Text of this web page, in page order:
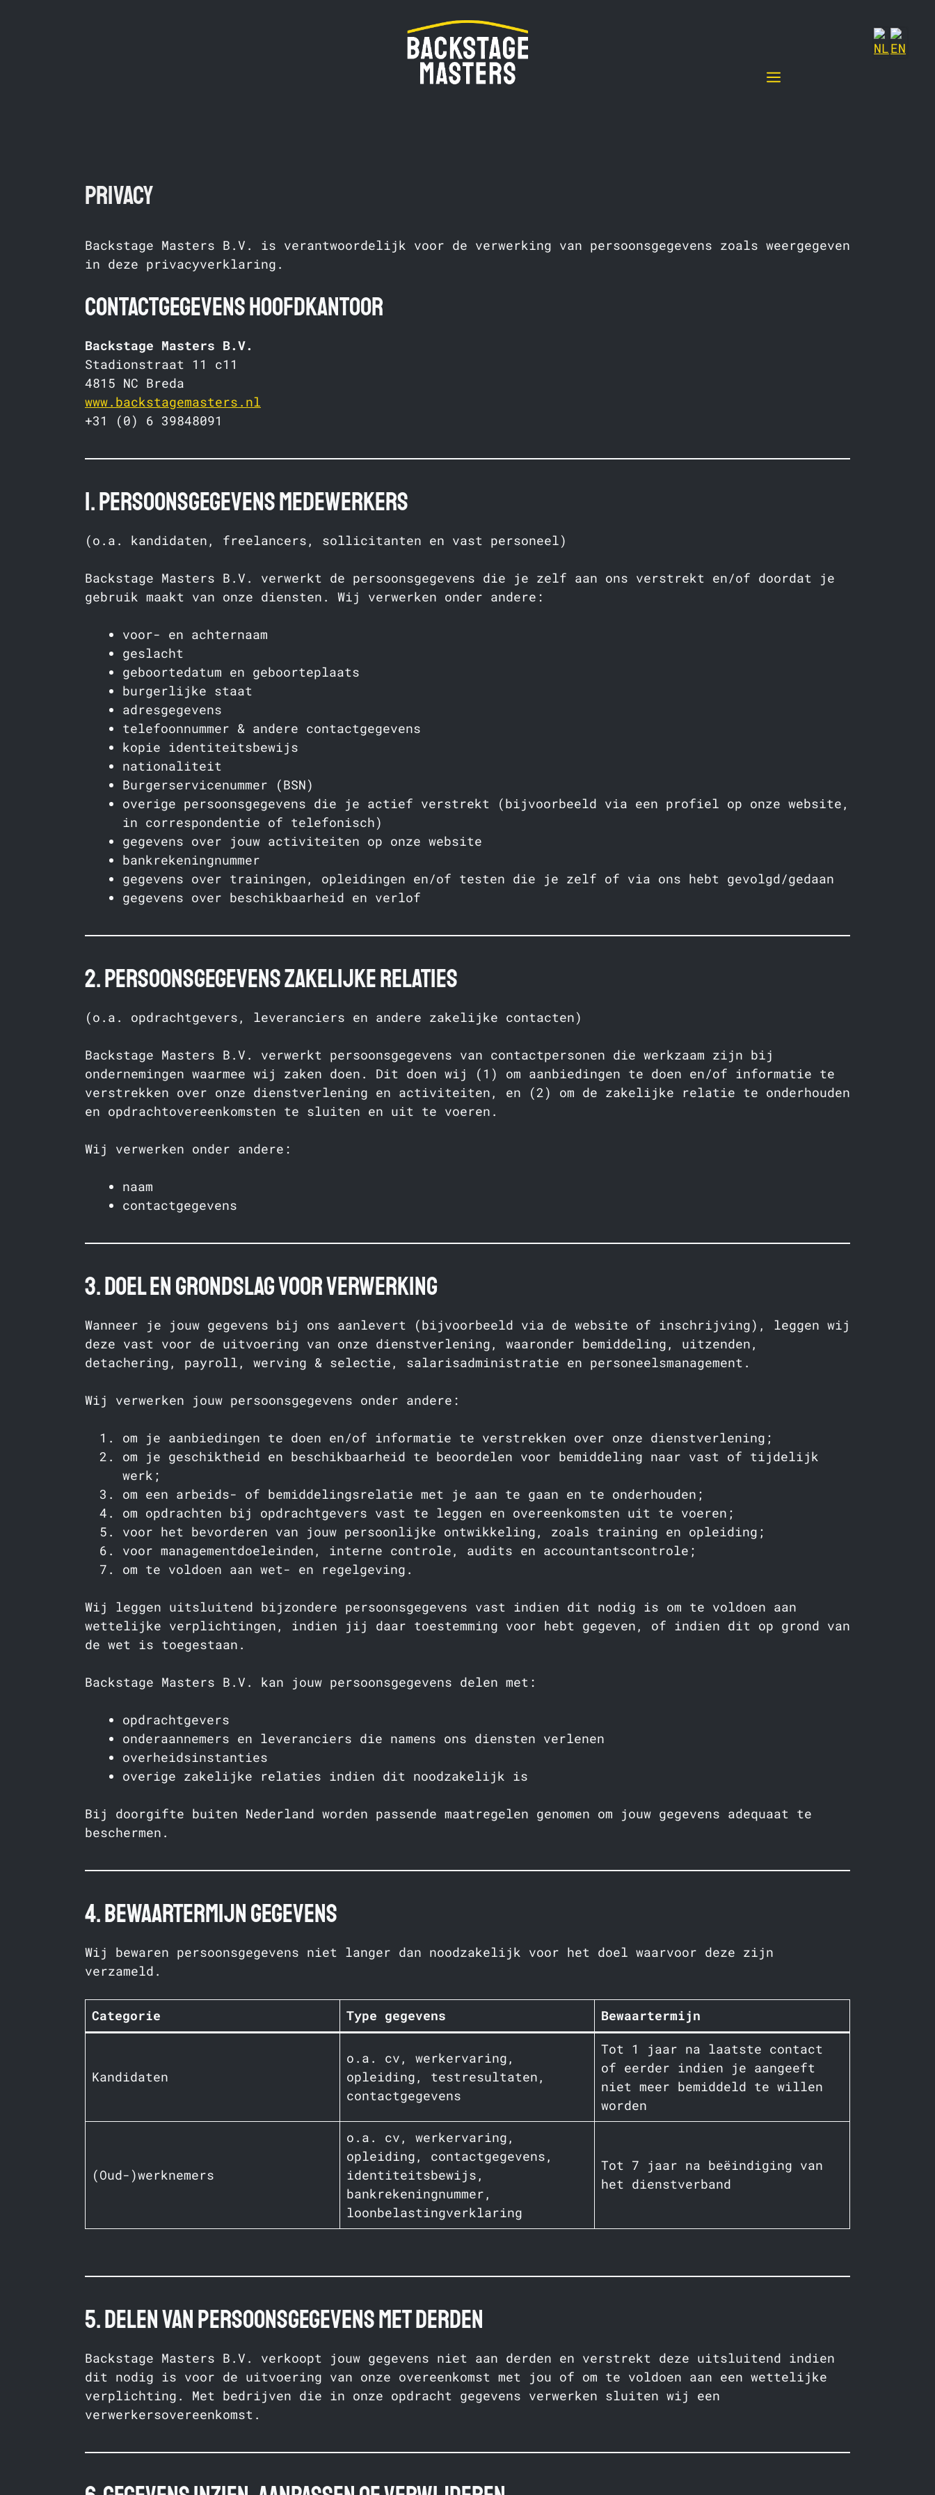
Menu
Privacy
Backstage Masters B.V. is verantwoordelijk voor de verwerking van persoonsgegevens zoals weergegeven
in deze privacyverklaring.
Contactgegevens hoofdkantoor
Backstage Masters B.V.
Stadionstraat 11 c11
4815 NC Breda
www.backstagemasters.nl
+31 (0) 6 39848091
1. Persoonsgegevens medewerkers
(o.a. kandidaten, freelancers, sollicitanten en vast personeel)
Backstage Masters B.V. verwerkt de persoonsgegevens die je zelf aan ons verstrekt en/of doordat je
gebruik maakt van onze diensten. Wij verwerken onder andere:
voor- en achternaam
geslacht
geboortedatum en geboorteplaats
burgerlijke staat
adresgegevens
telefoonnummer & andere contactgegevens
kopie identiteitsbewijs
nationaliteit
Burgerservicenummer (BSN)
overige persoonsgegevens die je actief verstrekt (bijvoorbeeld via een profiel op onze website,
in correspondentie of telefonisch)
gegevens over jouw activiteiten op onze website
bankrekeningnummer
gegevens over trainingen, opleidingen en/of testen die je zelf of via ons hebt gevolgd/gedaan
gegevens over beschikbaarheid en verlof
2. Persoonsgegevens zakelijke relaties
(o.a. opdrachtgevers, leveranciers en andere zakelijke contacten)
Backstage Masters B.V. verwerkt persoonsgegevens van contactpersonen die werkzaam zijn bij
ondernemingen waarmee wij zaken doen. Dit doen wij (1) om aanbiedingen te doen en/of informatie te
verstrekken over onze dienstverlening en activiteiten, en (2) om de zakelijke relatie te onderhouden
en opdrachtovereenkomsten te sluiten en uit te voeren.
Wij verwerken onder andere:
naam
contactgegevens
3. Doel en grondslag voor verwerking
Wanneer je jouw gegevens bij ons aanlevert (bijvoorbeeld via de website of inschrijving), leggen wij
deze vast voor de uitvoering van onze dienstverlening, waaronder bemiddeling, uitzenden,
detachering, payroll, werving & selectie, salarisadministratie en personeelsmanagement.
Wij verwerken jouw persoonsgegevens onder andere:
om je aanbiedingen te doen en/of informatie te verstrekken over onze dienstverlening;
om je geschiktheid en beschikbaarheid te beoordelen voor bemiddeling naar vast of tijdelijk
werk;
om een arbeids- of bemiddelingsrelatie met je aan te gaan en te onderhouden;
om opdrachten bij opdrachtgevers vast te leggen en overeenkomsten uit te voeren;
voor het bevorderen van jouw persoonlijke ontwikkeling, zoals training en opleiding;
voor managementdoeleinden, interne controle, audits en accountantscontrole;
om te voldoen aan wet- en regelgeving.
Wij leggen uitsluitend bijzondere persoonsgegevens vast indien dit nodig is om te voldoen aan
wettelijke verplichtingen, indien jij daar toestemming voor hebt gegeven, of indien dit op grond van
de wet is toegestaan.
Backstage Masters B.V. kan jouw persoonsgegevens delen met:
opdrachtgevers
onderaannemers en leveranciers die namens ons diensten verlenen
overheidsinstanties
overige zakelijke relaties indien dit noodzakelijk is
Bij doorgifte buiten Nederland worden passende maatregelen genomen om jouw gegevens adequaat te
beschermen.
4. Bewaartermijn gegevens
Wij bewaren persoonsgegevens niet langer dan noodzakelijk voor het doel waarvoor deze zijn
verzameld.
Categorie Type gegevens Bewaartermijn
Kandidaten
o.a. cv, werkervaring,
opleiding, testresultaten,
contactgegevens
Tot 1 jaar na laatste contact
of eerder indien je aangeeft
niet meer bemiddeld te willen
worden
(Oud-)werknemers
o.a. cv, werkervaring,
opleiding, contactgegevens,
identiteitsbewijs,
bankrekeningnummer,
loonbelastingverklaring
Tot 7 jaar na beëindiging van
het dienstverband
5. Delen van persoonsgegevens met derden
Backstage Masters B.V. verkoopt jouw gegevens niet aan derden en verstrekt deze uitsluitend indien
dit nodig is voor de uitvoering van onze overeenkomst met jou of om te voldoen aan een wettelijke
verplichting. Met bedrijven die in onze opdracht gegevens verwerken sluiten wij een
verwerkersovereenkomst.